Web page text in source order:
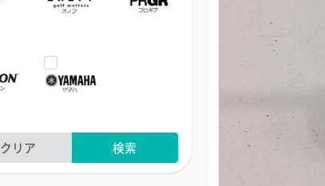
クリア 検索